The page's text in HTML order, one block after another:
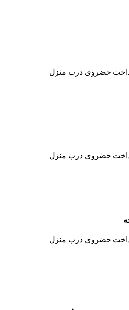
پرداخت حضروی درب منزل
پرداخت حضروی درب منزل
پرداخت حضروی درب منزل